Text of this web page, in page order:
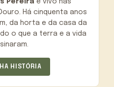
Pereira e vivo nas
Há cinquenta anos
da horta e da casa da
o que a terra e a vida
HISTÓRIA